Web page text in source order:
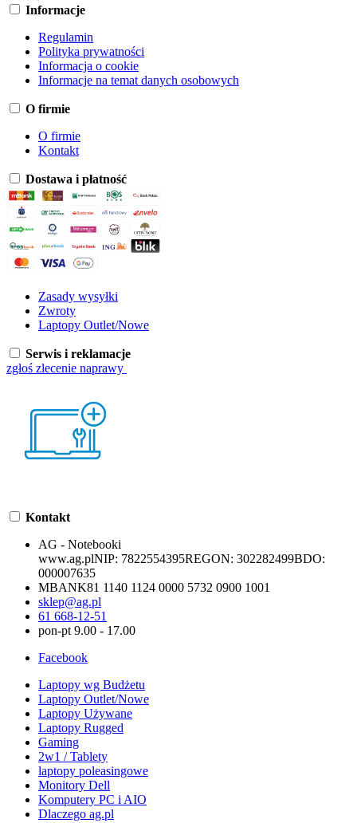
Informacje
Regulamin
Polityka prywatności
Informacja o cookie
Informacje na temat danych osobowych
O firmie
O firmie
Kontakt
Dostawa i płatność
Zasady wysyłki
Zwroty
Laptopy Outlet/Nowe
Serwis i reklamacje
zgłoś zlecenie naprawy
Kontakt
AG - Notebooki
www.ag.plNIP: 7822554395REGON: 302282499BDO:
000007635
MBANK81 1140 1124 0000 5732 0900 1001
sklep@ag.pl
61 668-12-51
pon-pt 9.00 - 17.00
Facebook
Laptopy wg Budżetu
Laptopy Outlet/Nowe
Laptopy Używane
Laptopy Rugged
Gaming
2w1 / Tablety
laptopy poleasingowe
Monitory Dell
Komputery PC i AIO
Dlaczego ag.pl